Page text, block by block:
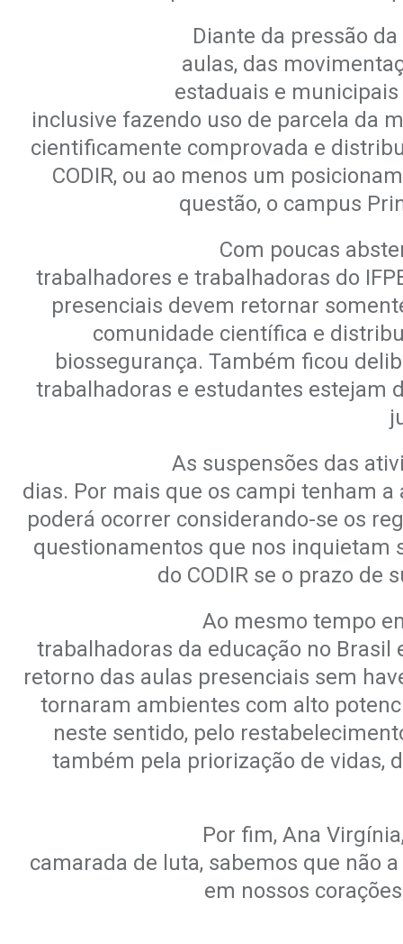
Diante da pressão
aulas, das
estaduais e
inclusive fazendo uso de parcela da
cientificamente comprovada e
CODIR, ou ao menos um
questão, o campus
Com poucas
trabalhadores e trabalhadoras do
presenciais devem retornar
comunidade científica e
biossegurança. Também ficou
trabalhadoras e estudantes estejam
As suspensões das
dias. Por mais que os campi tenham
poderá ocorrer considerando-se os
questionamentos que nos inquietam
do CODIR se o prazo de
Ao mesmo tempo
trabalhadoras da educação no Brasil
retorno das aulas presenciais sem
tornaram ambientes com alto
neste sentido, pelo
também pela priorização de vidas,
Por fim, Ana
camarada de luta, sabemos que não
em nossos